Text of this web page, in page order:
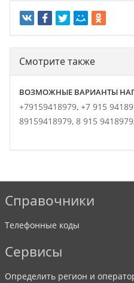
Смотрите также
ВОЗМОЖНЫЕ ВАРИАНТЫ
+79159418979, +7 915
89159418979, 8 915
Справочники
Телефонные коды
Сервисы
Определить регион и